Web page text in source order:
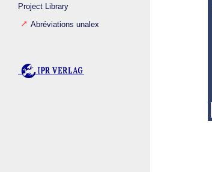
Project Library
Abréviations unalex